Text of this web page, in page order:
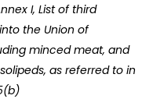
I, List of third
the Union of
minced meat, and
as referred to in